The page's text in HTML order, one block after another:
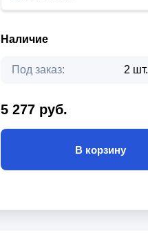
Наличие
Под заказ: 2 шт.
5 277 руб.
В корзину